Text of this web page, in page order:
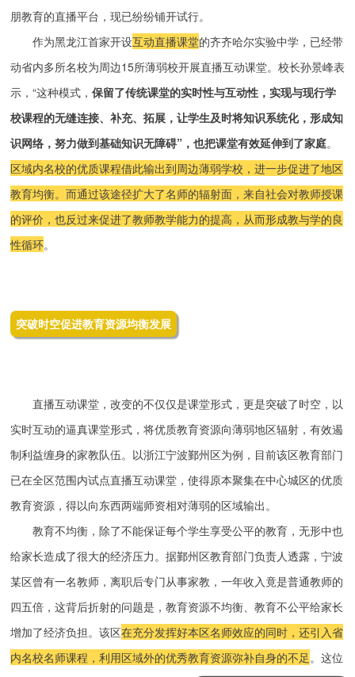
朋教育的直播平台，现已纷纷铺开试行。
作为黑龙江首家开设互动直播课堂的齐齐哈尔实验中学，已经带
动省内多所名校为周边15所薄弱校开展直播互动课堂。校长孙景峰表
示，“这种模式， 保留了传统课堂的实时性与互动性，实现与现行学
校课程的无缝连接、补充、拓展，让学生及时将知识系统化，形成知
识网络，努力做到基础知识无障碍”，也把课堂有效延伸到了家庭。
区域内名校的优质课程借此输出到周边薄弱学校，进一步促进了地区
教育均衡。而通过该途径扩大了名师的辐射面，来自社会对教师授课
的评价，也反过来促进了教师教学能力的提高，从而形成教与学的良
性循环。
突破时空促进教育资源均衡发展
直播互动课堂，改变的不仅仅是课堂形式，更是突破了时空，以
实时互动的逼真课堂形式，将优质教育资源向薄弱地区辐射，有效遏
制利益缠身的家教队伍。以浙江宁波鄞州区为例，目前该区教育部门
已在全区范围内试点直播互动课堂，使得原本聚集在中心城区的优质
教育资源，得以向东西两端师资相对薄弱的区域输出。
教育不均衡，除了不能保证每个学生享受公平的教育，无形中也
给家长造成了很大的经济压力。据鄞州区教育部门负责人透露，宁波
某区曾有一名教师，离职后专门从事家教，一年收入竟是普通教师的
四五倍，这背后折射的问题是，教育资源不均衡、教育不公平给家长
增加了经济负担。该区在充分发挥好本区名师效应的同时，还引入省
内名校名师课程，利用区域外的优秀教育资源弥补自身的不足。这位